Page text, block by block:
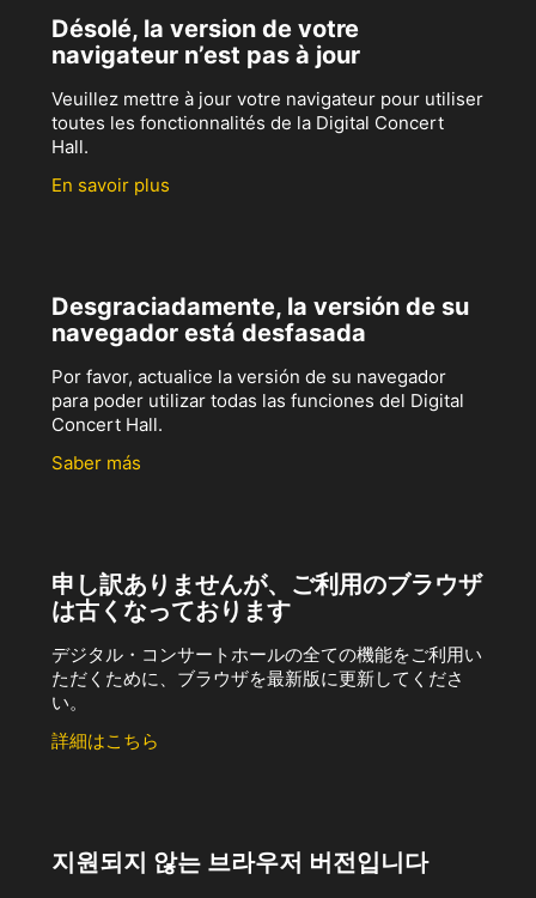
Désolé, la version de votre
navigateur n’est pas à jour
Veuillez mettre à jour votre navigateur pour utiliser
toutes les fonctionnalités de la Digital Concert
Hall.
En savoir plus
Desgraciadamente, la versión de su
navegador está desfasada
Por favor, actualice la versión de su navegador
para poder utilizar todas las funciones del Digital
Concert Hall.
Saber más
申し訳ありませんが、ご利用のブラウザ
は古くなっております
デジタル・コンサートホールの全ての機能をご利用い
ただくために、ブラウザを最新版に更新してくださ
い。
詳細はこちら
지원되지 않는 브라우저 버전입니다